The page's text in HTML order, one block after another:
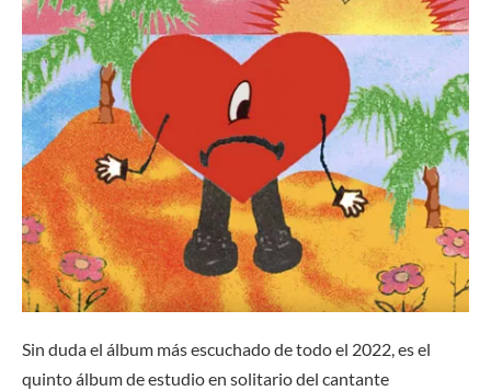
Sin duda el álbum más escuchado de todo el 2022, es el
quinto álbum de estudio en solitario del cantante